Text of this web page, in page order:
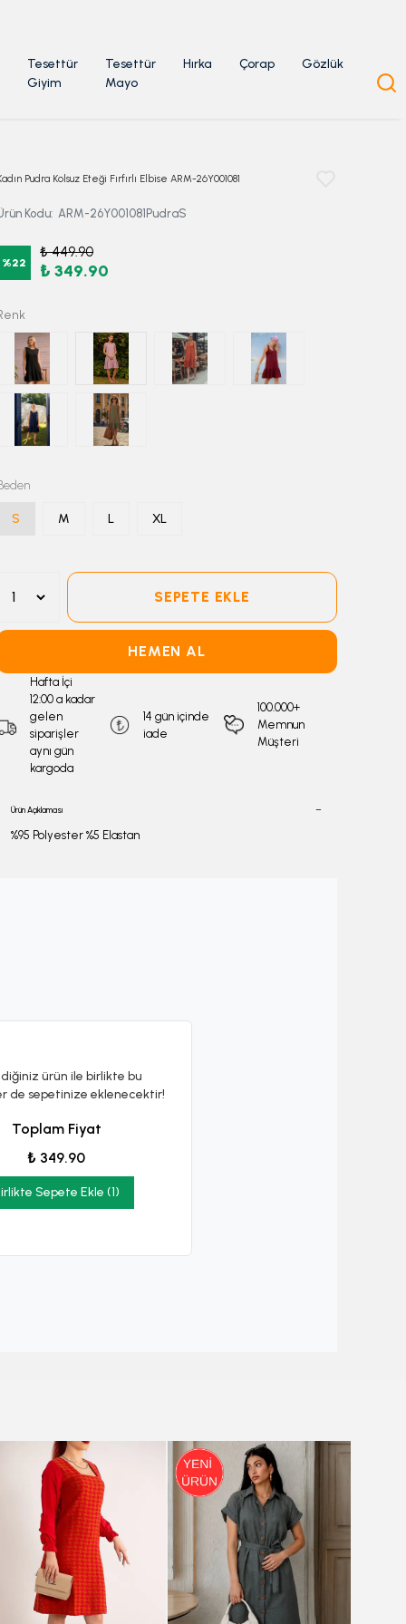
Tesettür
Giyim
Tesettür
Mayo
Hırka Çorap Gözlük
Pudra Kolsuz Eteği Fırfırlı Elbise ARM-26Y001081
Kodu: ARM-26Y001081PudraS
%22
₺ 449.90
₺ 349.90
S M L XL
SEPETE EKLE
HEMEN AL
Hafta İçi
12:00 a kadar
gelen
siparişler
aynı gün
kargoda
14 gün içinde
iade
100.000+
Memnun
Müşteri
Ürün Açıklaması
%95 Polyester %5 Elastan
ürün ile birlikte bu
de sepetinize eklenecektir!
Toplam Fiyat
₺ 349.90
Sepete Ekle (1)